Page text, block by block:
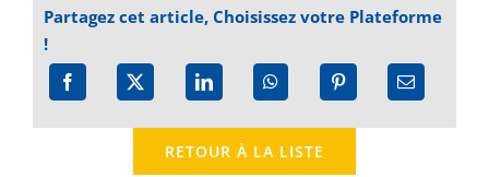
Partagez cet article, Choisissez votre Plateforme
!
RETOUR À LA LISTE